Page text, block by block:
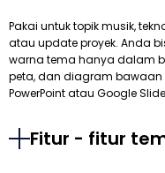
Pakai untuk topik musik,
atau update proyek. Anda
warna tema hanya dalam
peta, dan diagram bawaan
PowerPoint atau Google
Fitur - fitur